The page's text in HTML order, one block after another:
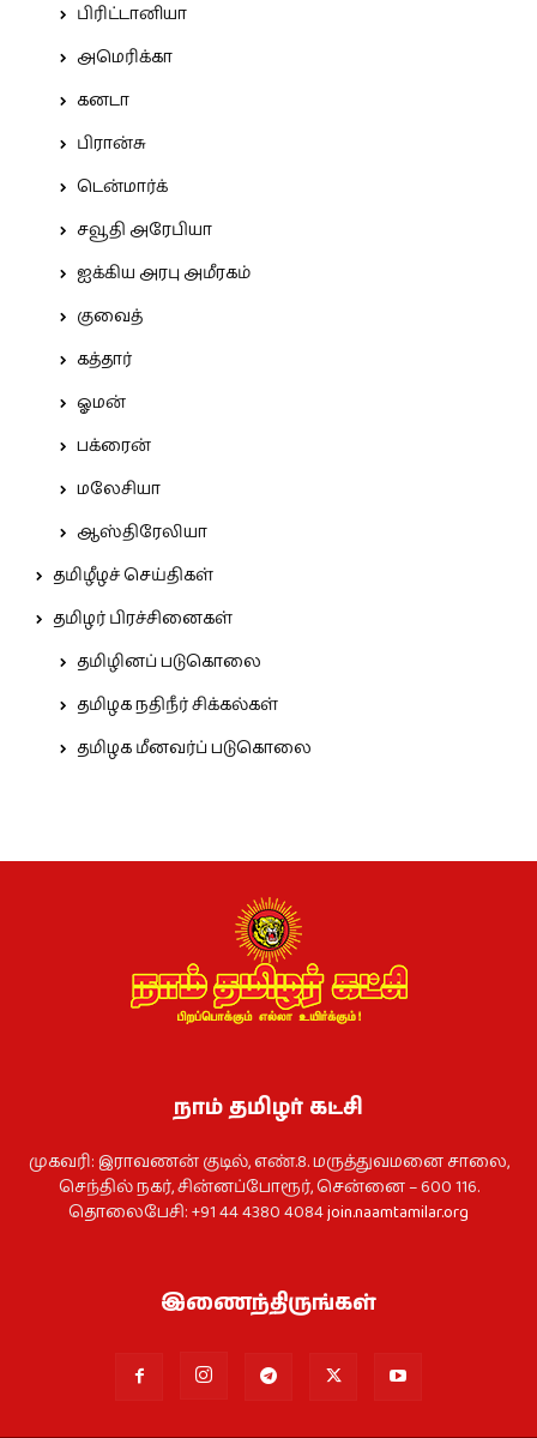
பிரிட்டானியா
அமெரிக்கா
கனடா
பிரான்சு
டென்மார்க்
சவூதி அரேபியா
ஐக்கிய அரபு அமீரகம்
குவைத்
கத்தார்
ஓமன்
பக்ரைன்
மலேசியா
ஆஸ்திரேலியா
தமிழீழச் செய்திகள்
தமிழர் பிரச்சினைகள்
தமிழினப் படுகொலை
தமிழக நதிநீர் சிக்கல்கள்
தமிழக மீனவர்ப் படுகொலை
நாம் தமிழர் கட்சி
முகவரி: இராவணன் குடில், எண்.8. மருத்துவமனை சாலை,
செந்தில் நகர், சின்னப்போரூர், சென்னை – 600 116.
தொலைபேசி: +91 44 4380 4084join.naamtamilar.org
இணைந்திருங்கள்